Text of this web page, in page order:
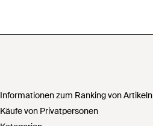
Informationen zum Ranking von Artikeln
Käufe von Privatpersonen